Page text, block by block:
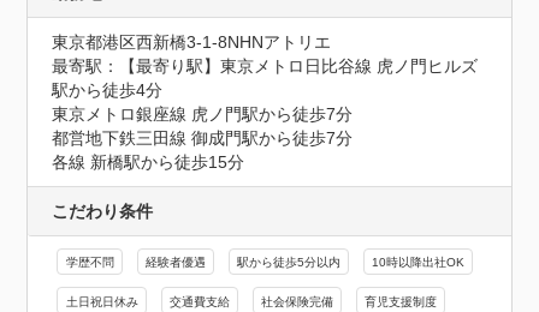
東京都港区西新橋3-1-8NHNアトリエ
最寄駅：【最寄り駅】東京メトロ日比谷線 虎ノ門ヒルズ
駅から徒歩4分
東京メトロ銀座線 虎ノ門駅から徒歩7分
都営地下鉄三田線 御成門駅から徒歩7分
各線 新橋駅から徒歩15分
こだわり条件
学歴不問 経験者優遇 駅から徒歩5分以内 10時以降出社OK
土日祝日休み 交通費支給 社会保険完備 育児支援制度